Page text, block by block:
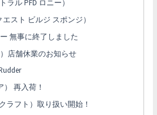
ラル PFD ロニー）
スト ビルジ スポンジ）
無事に終了しました
店舗休業のお知らせ
） 再入荷！
クラフト）取り扱い開始！